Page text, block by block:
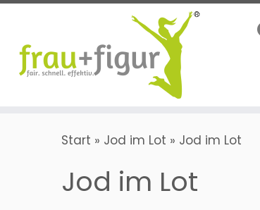
Zum
springen
Start » Jod im Lot » Jod im Lot
Jod im Lot